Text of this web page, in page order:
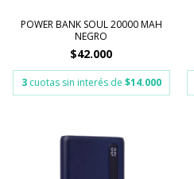
POWER BANK SOUL 20000 MAH
NEGRO
$42.000
3 cuotas sin interés de $14.000